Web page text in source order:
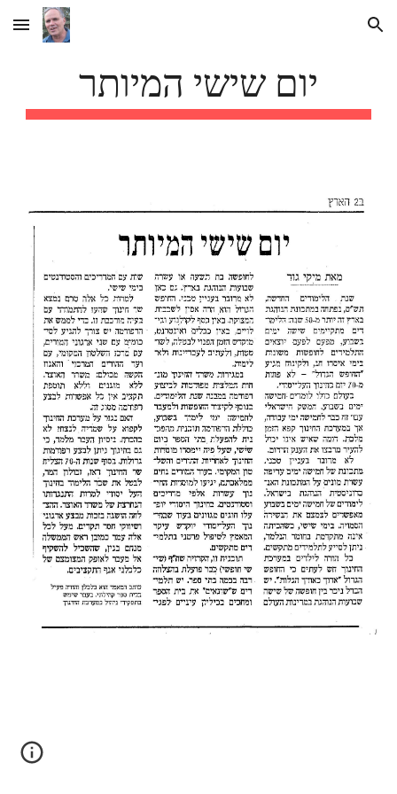
Skip to main content Skip to navigation
יום שישי המיותר